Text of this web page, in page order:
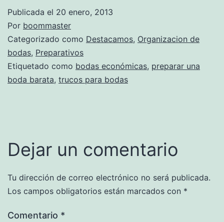
Publicada el 20 enero, 2013
Por boommaster
Categorizado como Destacamos, Organizacion de
bodas, Preparativos
Etiquetado como bodas económicas, preparar una
boda barata, trucos para bodas
Dejar un comentario
Tu dirección de correo electrónico no será publicada.
Los campos obligatorios están marcados con *
Comentario *